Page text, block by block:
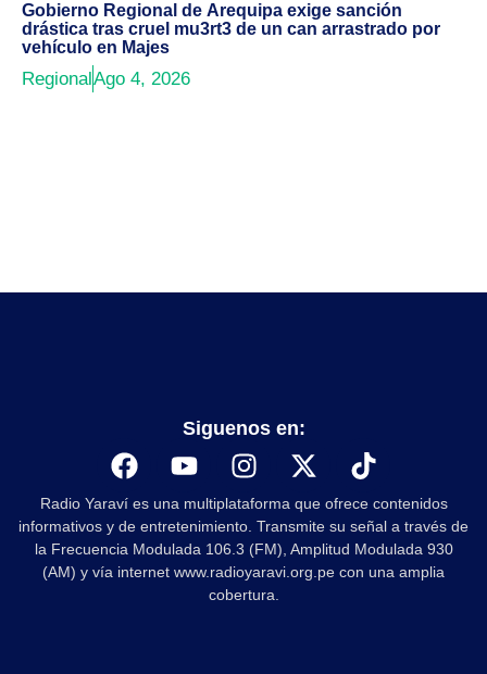
Gobierno Regional de Arequipa exige sanción
drástica tras cruel mu3rt3 de un can arrastrado por
vehículo en Majes
RegionalAgo 4, 2026
Radio Yaraví es una multiplataforma que ofrece contenidos
informativos y de entretenimiento. Transmite su señal a través de
la Frecuencia Modulada 106.3 (FM), Amplitud Modulada 930
(AM) y vía internet www.radioyaravi.org.pe con una amplia
cobertura.
Siguenos en: